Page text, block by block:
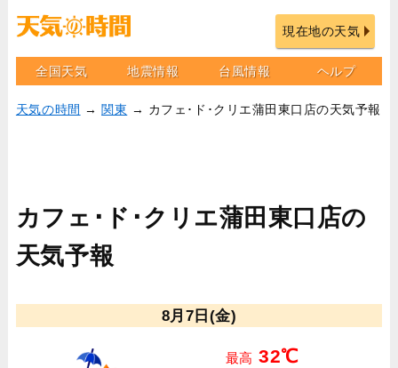
現在地の天気
全国天気 地震情報 台風情報 ヘルプ
天気の時間 → 関東 → カフェ･ド･クリエ蒲田東口店の天気予報
カフェ･ド･クリエ蒲田東口店の
天気予報
8月7日(金)
最高 32℃